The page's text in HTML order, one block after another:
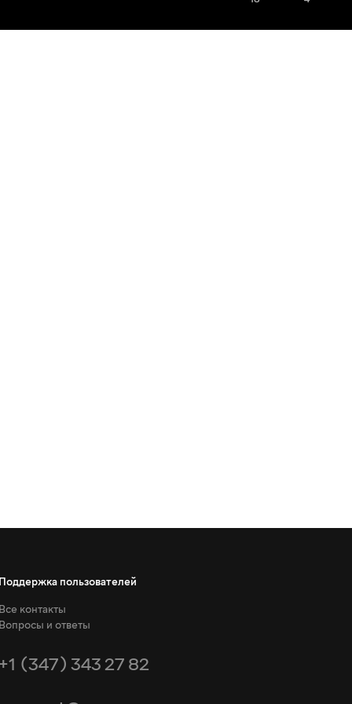
Поддержка пользователей
Все контакты
Вопросы и ответы
+1 (347) 343 27 82